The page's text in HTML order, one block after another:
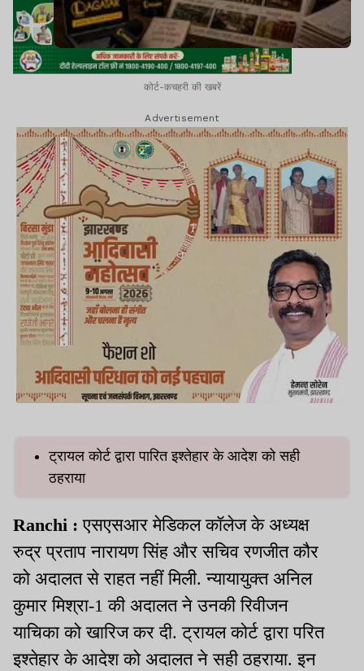
कोर्ट-कचहरी की खबरें
Advertisement
ट्रायल कोर्ट द्वारा पारित इश्तेहार के आदेश को सही
ठहराया
Ranchi :एसएसआर मेडिकल कॉलेज के अध्यक्ष
रुद्र प्रताप नारायण सिंह और सचिव रणजीत कौर
को अदालत से राहत नहीं मिली. न्यायायुक्त अनिल
कुमार मिश्रा-1 की अदालत ने उनकी रिवीजन
याचिका को खारिज कर दी. ट्रायल कोर्ट द्वारा परित
इश्तेहार के आदेश को अदालत ने सही ठहराया. इन